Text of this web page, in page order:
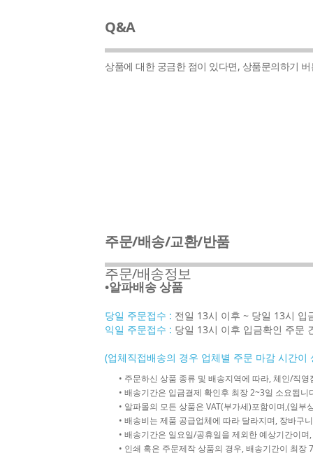
Q&A
상품에 대한 궁금한 점이 있다면, 상품문의하기
주문/배송/교환/반품
주문/배송정보
•알파배송 상품
당일 주문접수 : 전일 13시 이후 ~ 당일 13시 입
익일 주문접수 : 당일 13시 이후 입금확인 주문
(업체직접배송의 경우 업체별 주문 마감 시간이
• 주문하신 상품 종류 및 배송지역에 따라, 체인/직
• 배송기간은 입금결제 확인후 최장 2~3일 소요됩
• 알파몰의 모든 상품은 VAT(부가세)포함이며,(일
• 배송비는 제품 공급업체에 따라 달라지며, 장바구
• 배송기간은 일요일/공휴일을 제외한 예상기간이
• 인쇄 혹은 주문제작 상품의 경우, 배송기간이 최장